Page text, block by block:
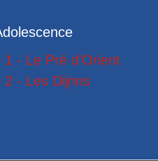
1 - Le Pré d'Orient
2 - Les Dijnns